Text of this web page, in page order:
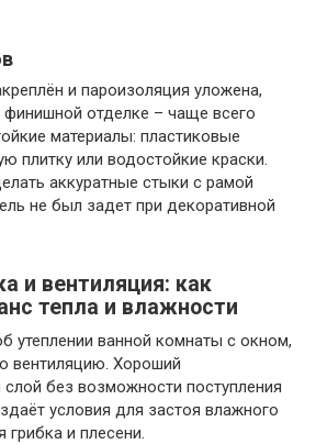
и пароизоляция уложена,
финишной отделке – чаще всего
материалы: пластиковые
плитку или водостойкие краски.
аккуратные стыки с рамой
не был задет при декоративной
и вентиляция: как
тепла и влажности
утеплении ванной комнаты с окном,
вентиляцию. Хороший
без возможности поступления
условия для застоя влажного
грибка и плесени.